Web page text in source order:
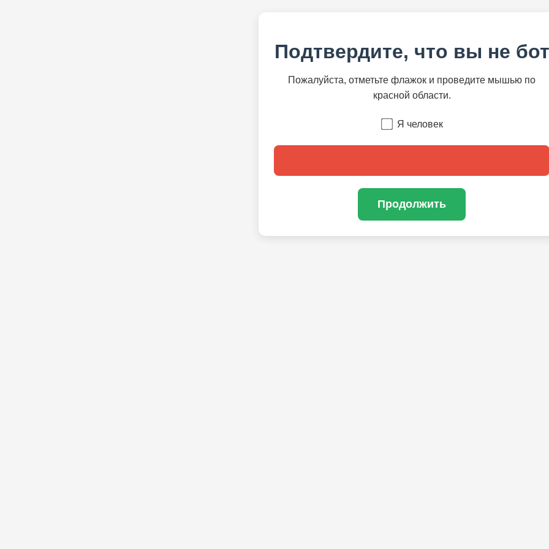
Подтвердите, что вы не бот
Пожалуйста, отметьте флажок и проведите мышью по
красной области.
Я человек
Продолжить